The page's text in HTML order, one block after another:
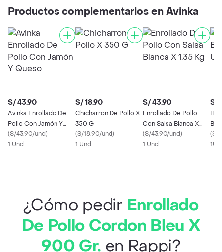
Productos complementarios en Avinka
S/ 43.90
Avinka Enrollado De
Pollo Con Jamón Y
Queso
(S/43.90/und)
1 Und
S/ 18.90
Chicharron De Pollo X
350 G
(S/18.90/und)
1 Und
S/ 43.90
Enrollado De Pollo
Con Salsa Blanca X
1.35 Kg
(S/43.90/und)
1 Und
S/
(S/
¿Cómo pedir Enrollado
De Pollo Cordon Bleu X
900 Gr. en Rappi?